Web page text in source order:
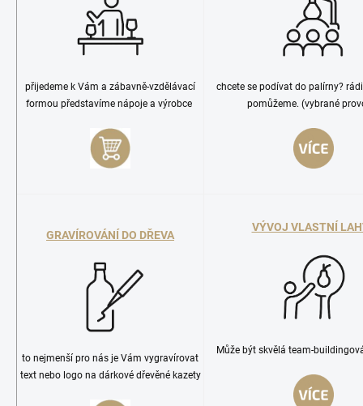
přijedeme k Vám a zábavně-vzdělávací
formou představíme nápoje a výrobce
chcete se podívat do palírny?
pomůžeme. (vybrané
GRAVÍROVÁNÍ DO DŘEVA
to nejmenší pro nás je Vám vygravírovat
text nebo logo na dárkové dřevěné kazety
VÝVOJ VLASTNÍ
Může být skvělá team-